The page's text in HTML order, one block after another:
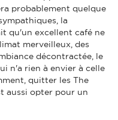
probablement quelque
la
qu'un excellent café ne
merveilleux, des
décontractée, le
n'a rien à envier à celle
quitter les The
aussi opter pour un